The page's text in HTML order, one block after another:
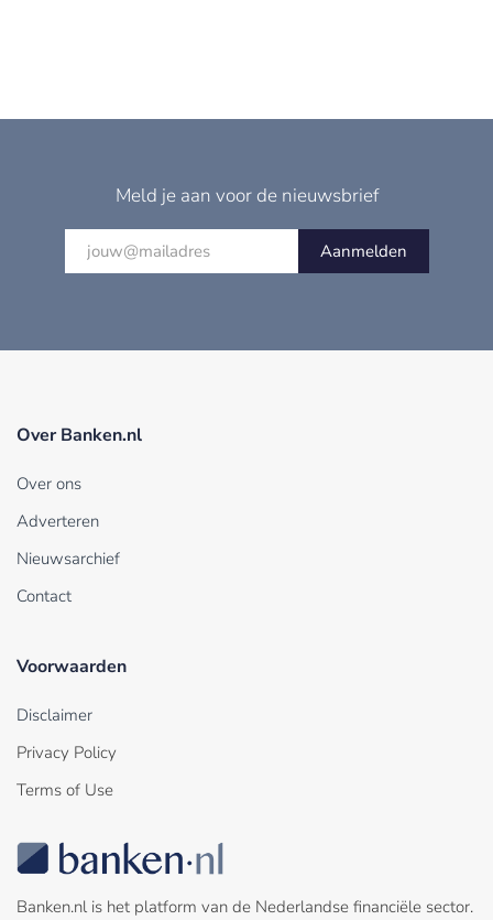
Meld je aan voor de nieuwsbrief
Aanmelden
Over Banken.nl
Over ons
Adverteren
Nieuwsarchief
Contact
Voorwaarden
Disclaimer
Privacy Policy
Terms of Use
Banken.nl is het platform van de Nederlandse financiële sector.